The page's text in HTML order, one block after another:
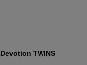
Devotion TWINS